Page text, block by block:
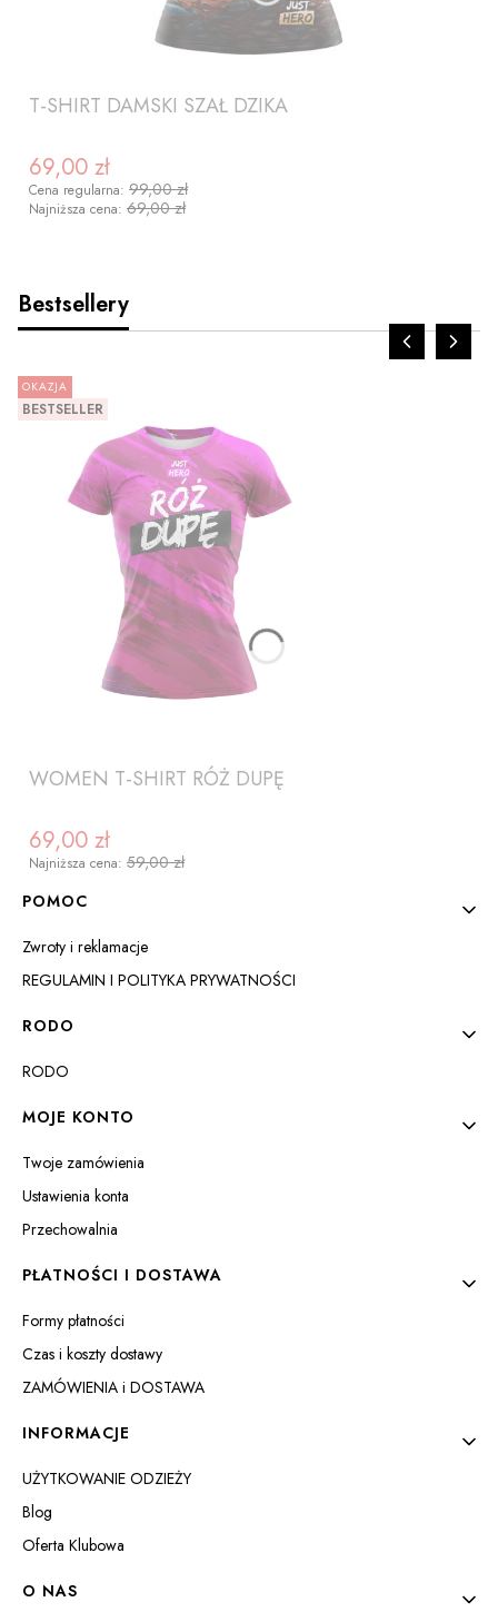
T-SHIRT DAMSKI SZAŁ DZIKA
Cena promocyjna
69,00 zł
Cena regularna: 99,00 zł
Najniższa cena: 69,00 zł
ZOBACZ PRODUKT
Bestsellery
OKAZJA
BESTSELLER
WOMEN T-SHIRT RÓŻ DUPĘ
Cena promocyjna
69,00 zł
Najniższa cena: 59,00 zł
Linki w stopce
POMOC
Zwroty i reklamacje
REGULAMIN I POLITYKA PRYWATNOŚCI
RODO
RODO
MOJE KONTO
Twoje zamówienia
Ustawienia konta
Przechowalnia
PŁATNOŚCI I DOSTAWA
Formy płatności
Czas i koszty dostawy
ZAMÓWIENIA i DOSTAWA
INFORMACJE
UŻYTKOWANIE ODZIEŻY
Blog
Oferta Klubowa
O NAS